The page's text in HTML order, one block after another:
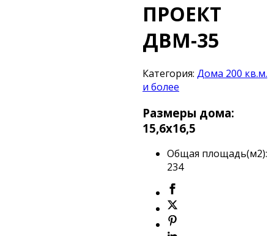
ПРОЕКТ
ДВМ-35
Категория: Дома 200 кв.м.
и более
Размеры дома:
15,6х16,5
Общая площадь(м2):
234